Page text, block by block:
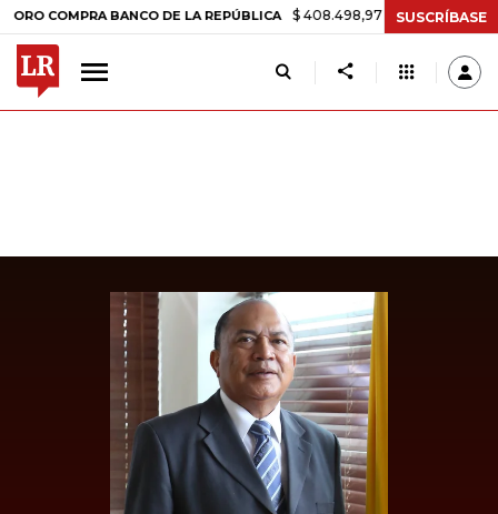
BANCO DE LA REPÚBLICA $ 408.498,97 +$ 8.753,81 +2,19%
SUSCRÍBASE